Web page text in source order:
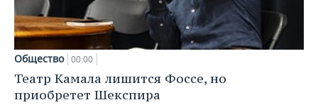
Общество 00:00
Театр Камала лишится Фоссе, но
приобретет Шекспира